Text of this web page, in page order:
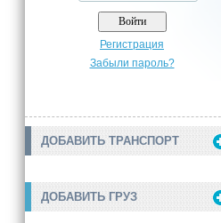
Регистрация
Забыли пароль?
ДОБАВИТЬ ТРАНСПОРТ
ДОБАВИТЬ ГРУЗ